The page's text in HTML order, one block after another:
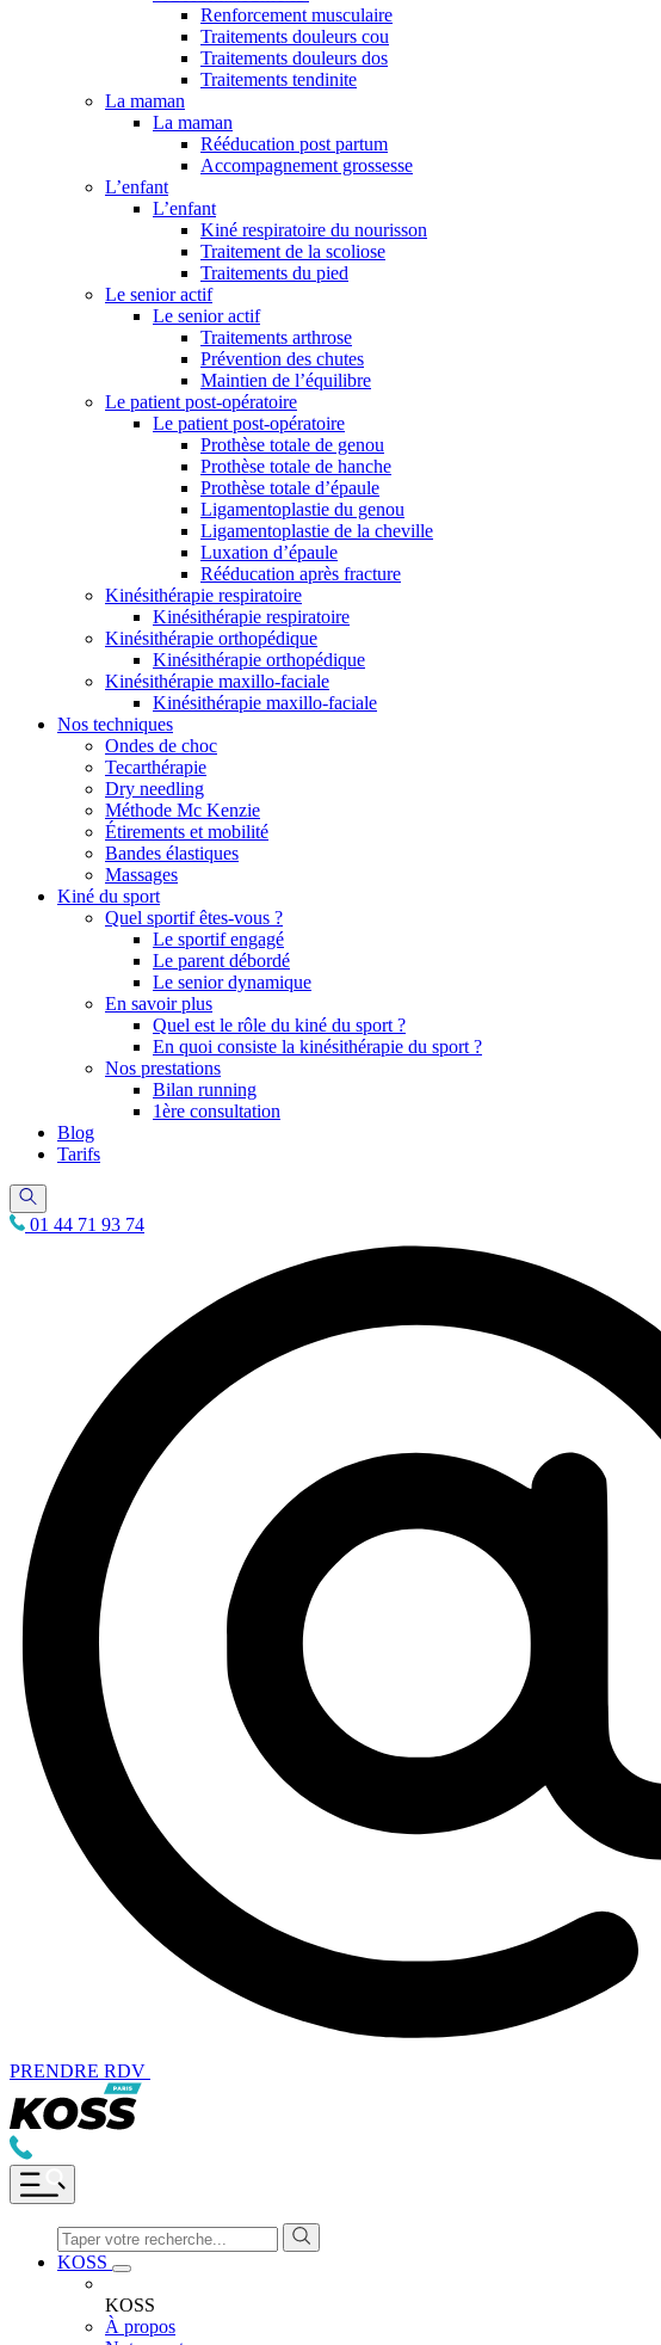
Renforcement musculaire
Traitements douleurs cou
Traitements douleurs dos
Traitements tendinite
La maman
La maman
Rééducation post partum
Accompagnement grossesse
L’enfant
L’enfant
Kiné respiratoire du nourisson
Traitement de la scoliose
Traitements du pied
Le senior actif
Le senior actif
Traitements arthrose
Prévention des chutes
Maintien de l’équilibre
Le patient post-opératoire
Le patient post-opératoire
Prothèse totale de genou
Prothèse totale de hanche
Prothèse totale d’épaule
Ligamentoplastie du genou
Ligamentoplastie de la cheville
Luxation d’épaule
Rééducation après fracture
Kinésithérapie respiratoire
Kinésithérapie respiratoire
Kinésithérapie orthopédique
Kinésithérapie orthopédique
Kinésithérapie maxillo-faciale
Kinésithérapie maxillo-faciale
Nos techniques
Ondes de choc
Tecarthérapie
Dry needling
Méthode Mc Kenzie
Étirements et mobilité
Bandes élastiques
Massages
Kiné du sport
Quel sportif êtes-vous ?
Le sportif engagé
Le parent débordé
Le senior dynamique
En savoir plus
Quel est le rôle du kiné du sport ?
En quoi consiste la kinésithérapie du sport ?
Nos prestations
Bilan running
1ère consultation
Blog
Tarifs
01 44 71 93 74
PRENDRE RDV
KOSS
KOSS
À propos